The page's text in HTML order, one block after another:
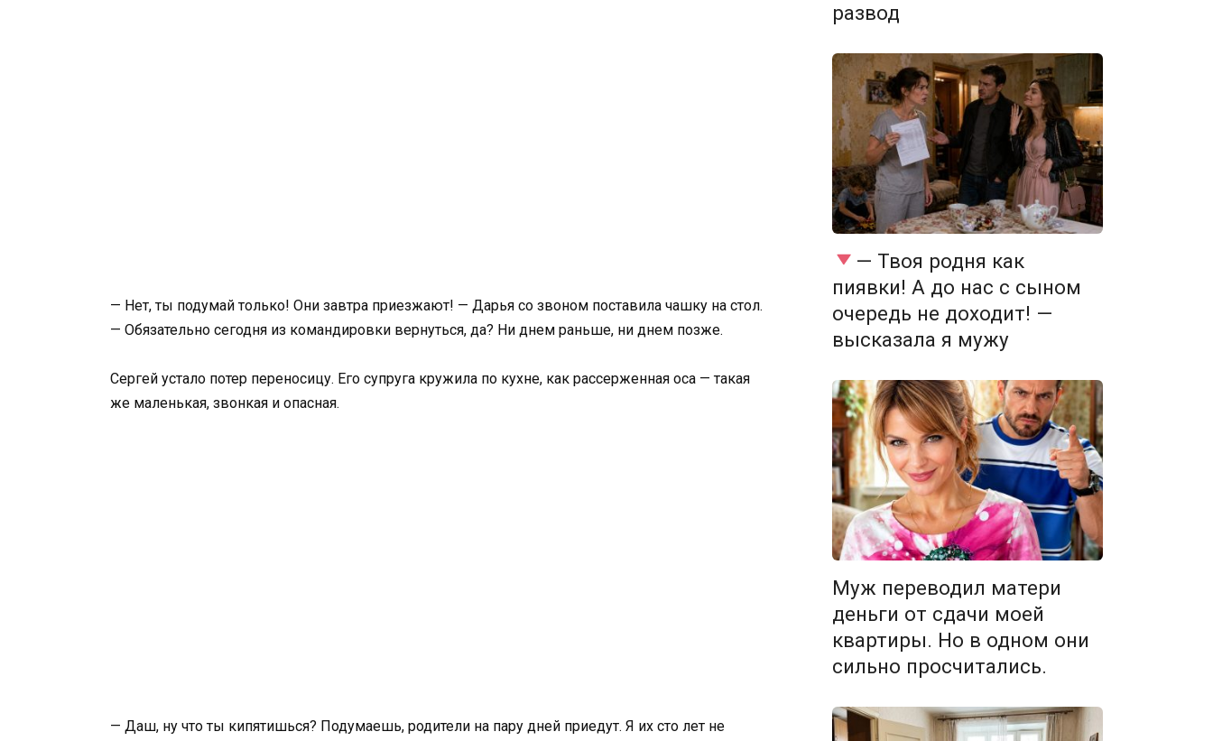
— Нет, ты подумай только! Они завтра приезжают! — Дарья со звоном поставила чашку на стол.
— Обязательно сегодня из командировки вернуться, да? Ни днем раньше, ни днем позже.
Сергей устало потер переносицу. Его супруга кружила по кухне, как рассерженная оса — такая
же маленькая, звонкая и опасная.
— Даш, ну что ты кипятишься? Подумаешь, родители на пару дней приедут. Я их сто лет не
развод
— Твоя родня как
пиявки! А до нас с сыном
очередь не доходит! —
высказала я мужу
Муж переводил матери
деньги от сдачи моей
квартиры. Но в одном они
сильно просчитались.